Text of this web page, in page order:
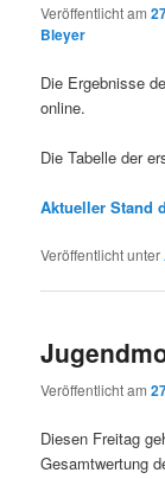
Veröffentlicht am
Bleyer
Die Ergebnisse
online.
Die Tabelle der
Aktueller Stand
Veröffentlicht unter
Veröffentlicht am
Diesen Freitag
Gesamtwertung